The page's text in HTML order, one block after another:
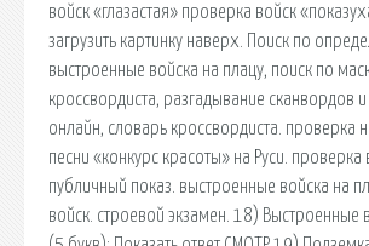
войск «глазастая» проверка войск
загрузить картинку наверх. Поиск по
выстроенные войска на плацу, поиск по
кроссвордиста, разгадывание сканвордов
онлайн, словарь кроссвордиста. проверка
песни «конкурс красоты» на Руси. проверка
публичный показ. выстроенные войска на
войск. строевой экзамен. 18) Выстроенные